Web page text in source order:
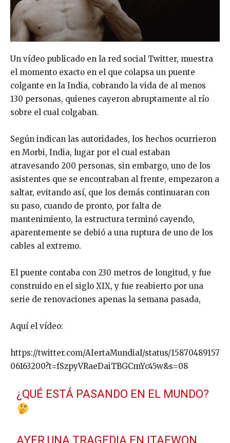
Un vídeo publicado en la red social Twitter, muestra
el momento exacto en el que colapsa un puente
colgante en la India, cobrando la vida de al menos
130 personas, quienes cayeron abruptamente al río
sobre el cual colgaban.
Según indican las autoridades, los hechos ocurrieron
en Morbi, India, lugar por el cual estaban
atravesando 200 personas, sin embargo, uno de los
asistentes que se encontraban al frente, empezaron a
saltar, evitando así, que los demás continuaran con
su paso, cuando de pronto, por falta de
mantenimiento, la estructura terminó cayendo,
aparentemente se debió a una ruptura de uno de los
cables al extremo.
El puente contaba con 230 metros de longitud, y fue
construido en el siglo XIX, y fue reabierto por una
serie de renovaciones apenas la semana pasada,
Aquí el vídeo:
https://twitter.com/AIertaMundiaI/status/15870489157
06163200?t=fSzpyVRaeDaiTBGCmYc45w&s=08
¿QUÉ ESTÁ PASANDO EN EL MUNDO?
AYER UNA TRAGEDIA EN ITAEWON,